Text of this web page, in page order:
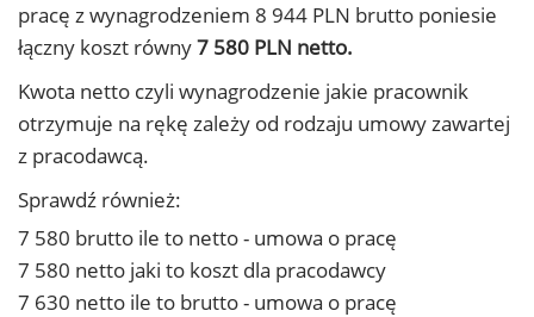
pracę z wynagrodzeniem 8 944 PLN brutto poniesie
łączny koszt równy7 580 PLN netto.
Kwota netto czyli wynagrodzenie jakie pracownik
otrzymuje na rękę zależy od rodzaju umowy zawartej
z pracodawcą.
Sprawdź również:
7 580 brutto ile to netto - umowa o pracę
7 580 netto jaki to koszt dla pracodawcy
7 630 netto ile to brutto - umowa o pracę